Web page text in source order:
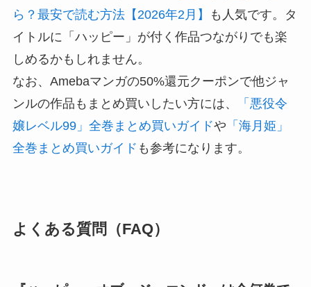
ら？最安で読む方法【2026年2月】
も人気です。タ
イトルに「ハッピー」が付く作品つながりでも楽
しめるかもしれません。
なお、Amebaマンガの50%還元クーポンで他ジャ
ンルの作品もまとめ買いしたい方には、
「悪役令
嬢レベル99」全巻まとめ買いガイドや 「海月姫」
全巻まとめ買いガイド も参考になります。
よくある質問（FAQ）